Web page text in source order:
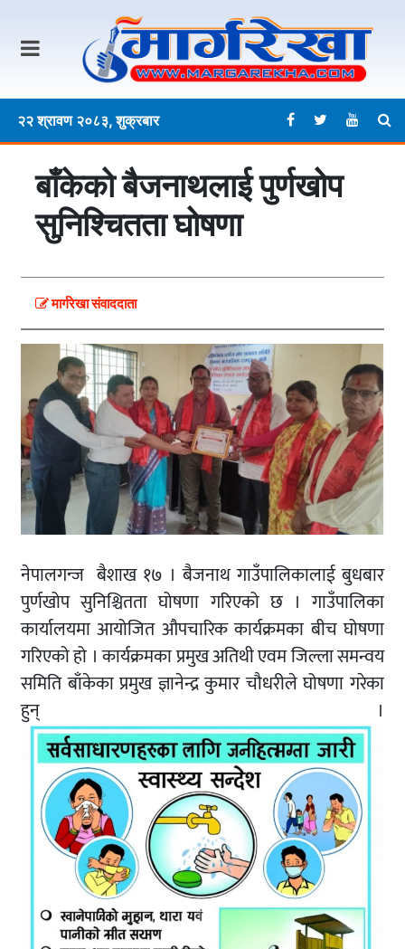
२२ श्रावण २०८३, शुक्रबार
बाँकेको बैजनाथलाई पुर्णखोप
सुनिश्चितता घोषणा
मार्गरेखा संवाददाता
नेपालगन्ज बैशाख १७ । बैजनाथ गाउँपालिकालाई बुधबार
पुर्णखोप सुनिश्चितता घोषणा गरिएको छ । गाउँपालिका
कार्यालयमा आयोजित औपचारिक कार्यक्रमका बीच घोषणा
गरिएको हो । कार्यक्रमका प्रमुख अतिथी एवम जिल्ला समन्वय
समिति बाँकेका प्रमुख ज्ञानेन्द्र कुमार चौधरीले घोषणा गरेका
हुन् ।